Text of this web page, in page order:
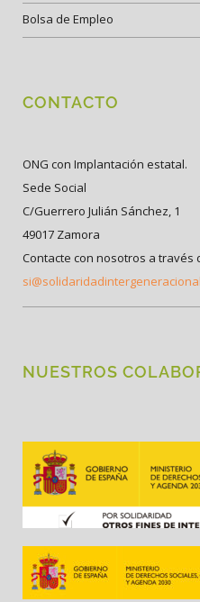
Bolsa de Empleo
CONTACTO
ONG con Implantación estatal.
Sede Social
C/Guerrero Julián Sánchez, 1
49017 Zamora
Contacte con nosotros a través
NUESTROS